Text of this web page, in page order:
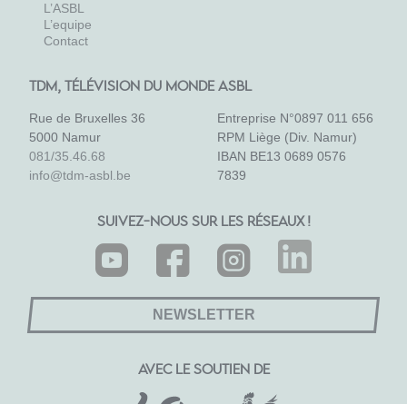
L’ASBL
L’equipe
Contact
TDM, TÉLÉVISION DU MONDE ASBL
Rue de Bruxelles 36
5000 Namur
081/35.46.68
info@tdm-asbl.be
Entreprise N°0897 011 656
RPM Liège (Div. Namur)
IBAN BE13 0689 0576
7839
SUIVEZ-NOUS SUR LES RÉSEAUX !
NEWSLETTER
AVEC LE SOUTIEN DE